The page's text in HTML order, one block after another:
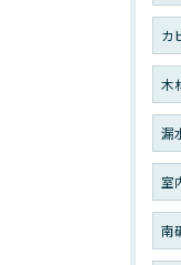
カ
木
漏
室
南